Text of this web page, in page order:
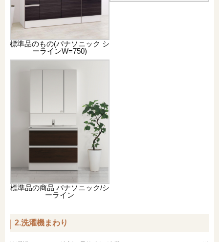
標準品のもの(パナソニック シ
ーラインW=750)
標準品の商品 パナソニック/シ
ーライン
2.洗濯機まわり